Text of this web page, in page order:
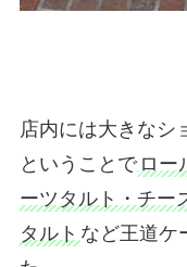
店内には大きなシ
ということで ロー
ーツタルト・チー
タルト など王道ケ